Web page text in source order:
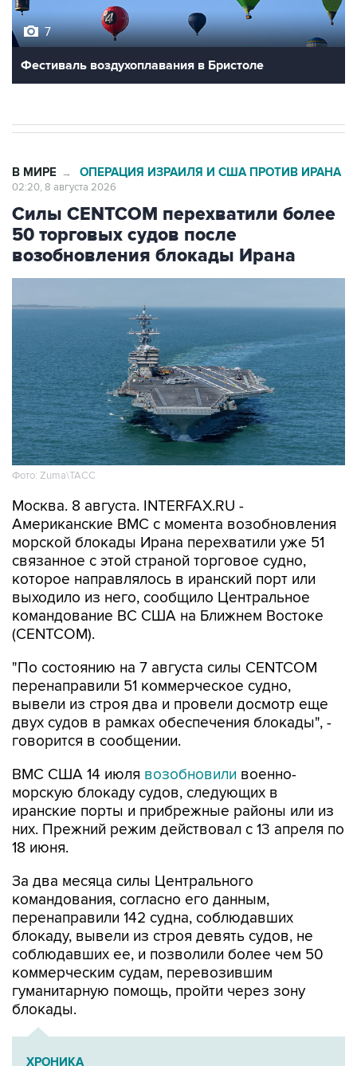
7
Фестиваль воздухоплавания в Бристоле
В МИРЕ → ОПЕРАЦИЯ ИЗРАИЛЯ И США ПРОТИВ ИРАНА
02:20, 8 августа 2026
Силы CENTCOM перехватили более
50 торговых судов после
возобновления блокады Ирана
Фото: Zuma\ТАСС
Москва. 8 августа. INTERFAX.RU -
Американские ВМС с момента возобновления
морской блокады Ирана перехватили уже 51
связанное с этой страной торговое судно,
которое направлялось в иранский порт или
выходило из него, сообщило Центральное
командование ВС США на Ближнем Востоке
(CENTCOM).
"По состоянию на 7 августа силы CENTCOM
перенаправили 51 коммерческое судно,
вывели из строя два и провели досмотр еще
двух судов в рамках обеспечения блокады", -
говорится в сообщении.
ВМС США 14 июля возобновили военно-
морскую блокаду судов, следующих в
иранские порты и прибрежные районы или из
них. Прежний режим действовал с 13 апреля по
18 июня.
За два месяца силы Центрального
командования, согласно его данным,
перенаправили 142 судна, соблюдавших
блокаду, вывели из строя девять судов, не
соблюдавших ее, и позволили более чем 50
коммерческим судам, перевозившим
гуманитарную помощь, пройти через зону
блокады.
ХРОНИКА